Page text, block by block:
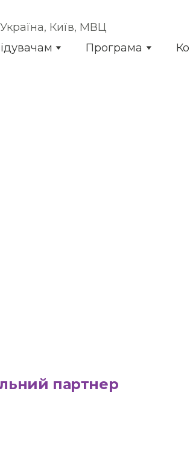
Україна, Київ, МВЦ
Програма
партнер